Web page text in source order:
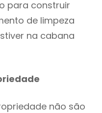
para construir
de limpeza
na cabana
não são